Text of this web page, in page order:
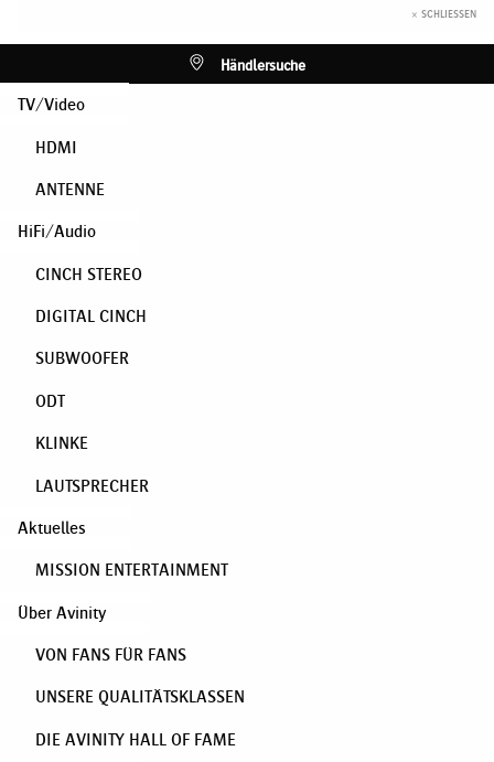
× SCHLIESSEN
Händlersuche
TV/Video
HDMI
ANTENNE
HiFi/Audio
CINCH STEREO
DIGITAL CINCH
SUBWOOFER
ODT
KLINKE
LAUTSPRECHER
Aktuelles
MISSION ENTERTAINMENT
Über Avinity
VON FANS FÜR FANS
UNSERE QUALITÄTSKLASSEN
DIE AVINITY HALL OF FAME